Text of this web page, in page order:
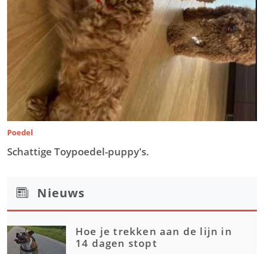
Poedel
Schattige Toypoedel-puppy's.
Nieuws
Hoe je trekken aan de lijn in
14 dagen stopt